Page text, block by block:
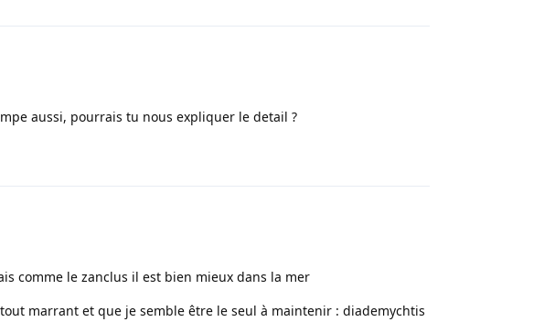
aussi, pourrais tu nous expliquer le detail ?
comme le zanclus il est bien mieux dans la mer
marrant et que je semble être le seul à maintenir : diademychtis